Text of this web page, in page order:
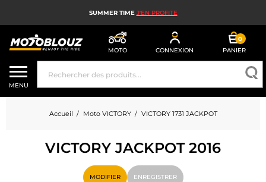
SUMMER TIME J'EN PROFITE
MOTO CONNEXION
0
PANIER
CASQUE MOTO
ÉQUIPEMENT MOTO HOMME
ÉQUIPEMENT MOTO FEMME
MX, ENDURO ET TRIAL
HIGH TECH MOTO
MENU
Accueil Moto VICTORY VICTORY 1731 JACKPOT
VICTORY JACKPOT 2016
MODIFIER ENREGISTRER